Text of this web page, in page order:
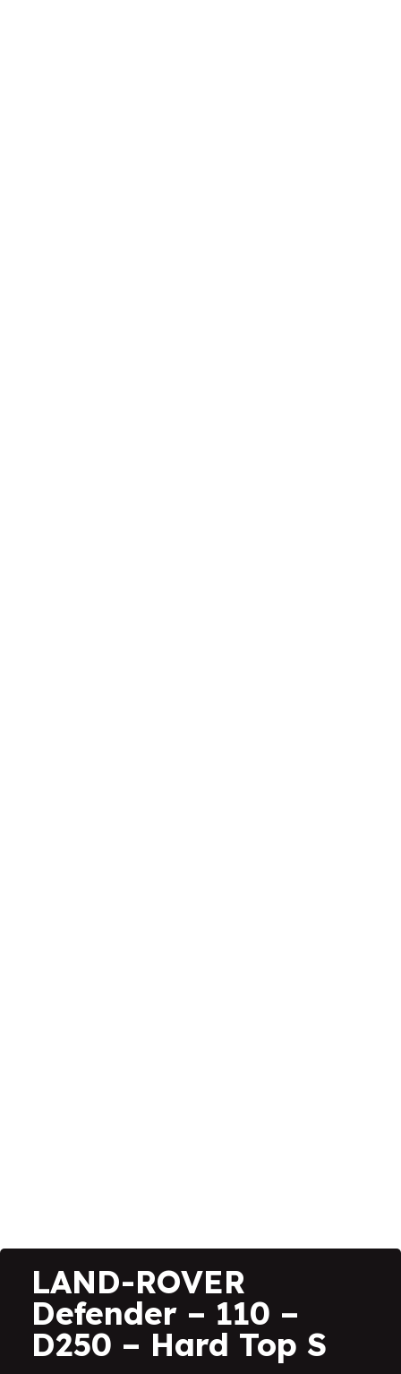
LAND-ROVER
Defender – 110 –
D250 – Hard Top S